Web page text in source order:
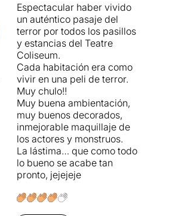
Espectacular haber vivido
un auténtico pasaje del
terror por todos los pasillos
y estancias del Teatre
Coliseum.
Cada habitación era como
vivir en una peli de terror.
Muy chulo!!
Muy buena ambientación,
muy buenos decorados,
inmejorable maquillaje de
los actores y monstruos.
La lástima… que como todo
lo bueno se acabe tan
pronto, jejejeje